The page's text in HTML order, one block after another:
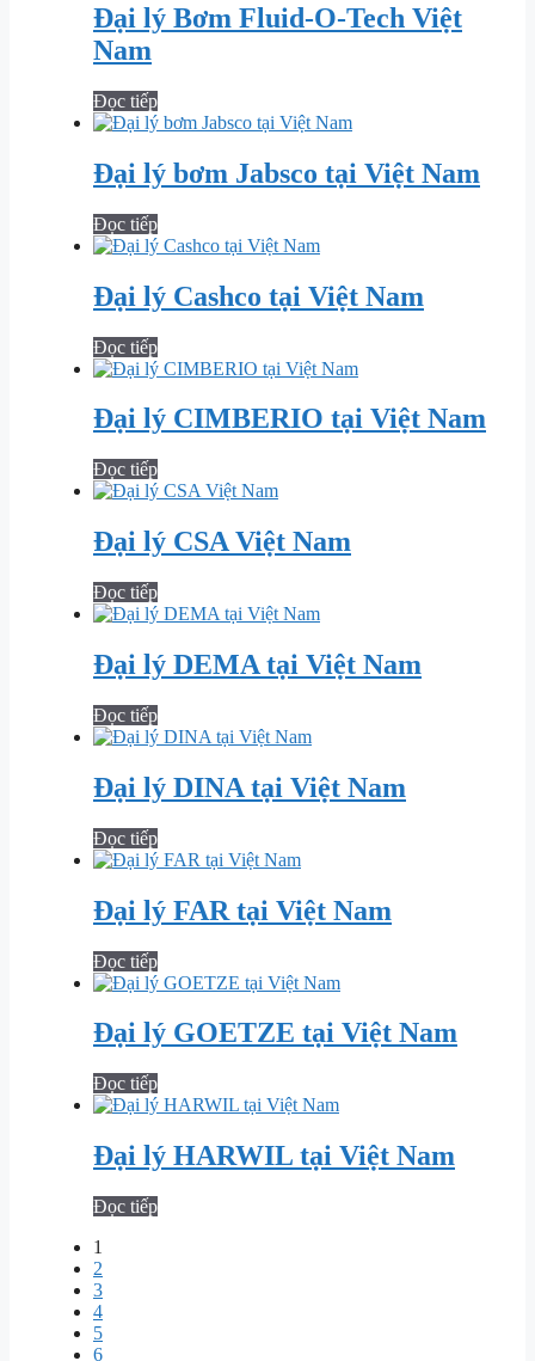
Đại lý Bơm Fluid-O-Tech Việt
Nam
Đọc tiếp
Đại lý bơm Jabsco tại Việt Nam
Đọc tiếp
Đại lý Cashco tại Việt Nam
Đọc tiếp
Đại lý CIMBERIO tại Việt Nam
Đọc tiếp
Đại lý CSA Việt Nam
Đọc tiếp
Đại lý DEMA tại Việt Nam
Đọc tiếp
Đại lý DINA tại Việt Nam
Đọc tiếp
Đại lý FAR tại Việt Nam
Đọc tiếp
Đại lý GOETZE tại Việt Nam
Đọc tiếp
Đại lý HARWIL tại Việt Nam
Đọc tiếp
1
2
3
4
5
6